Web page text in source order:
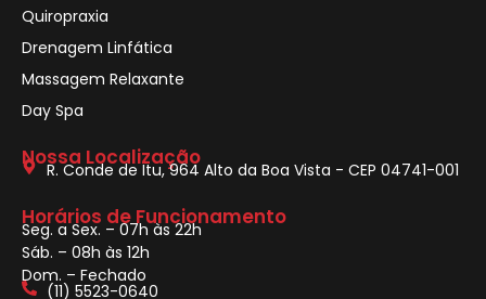
Quiropraxia
Drenagem Linfática
Massagem Relaxante
Day Spa
Nossa Localização
R. Conde de Itu, 964 Alto da Boa Vista - CEP 04741-001
Horários de Funcionamento
Seg. a Sex. – 07h às 22h
Sáb. – 08h às 12h
Dom. – Fechado
(11) 5523-0640